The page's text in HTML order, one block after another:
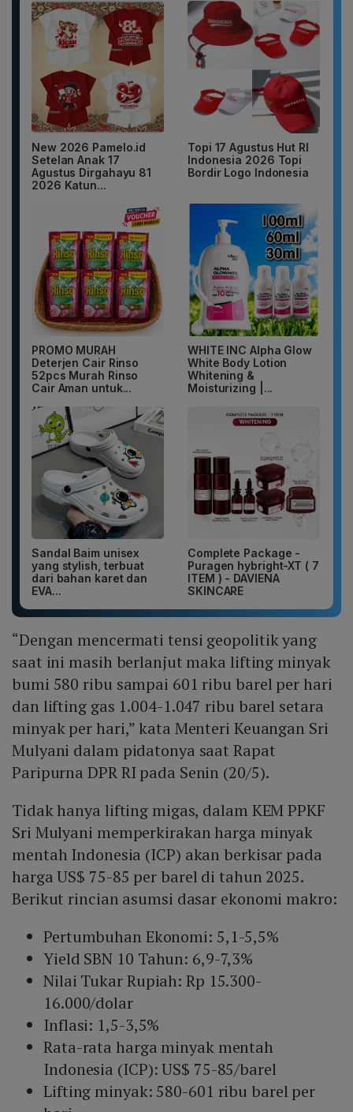
New 2026 Pamelo.id
Setelan Anak 17
Agustus Dirgahayu 81
2026 Katun...
Topi 17 Agustus Hut RI
Indonesia 2026 Topi
Bordir Logo Indonesia
PROMO MURAH
Deterjen Cair Rinso
52pcs Murah Rinso
Cair Aman untuk...
WHITE INC Alpha Glow
White Body Lotion
Whitening &
Moisturizing |...
Sandal Baim unisex
yang stylish, terbuat
dari bahan karet dan
EVA...
Complete Package -
Puragen hybright-XT ( 7
ITEM ) - DAVIENA
SKINCARE
“Dengan mencermati tensi geopolitik yang
saat ini masih berlanjut maka lifting minyak
bumi 580 ribu sampai 601 ribu barel per hari
dan lifting gas 1.004-1.047 ribu barel setara
minyak per hari,” kata Menteri Keuangan Sri
Mulyani dalam pidatonya saat Rapat
Paripurna DPR RI pada Senin (20/5).
Tidak hanya lifting migas, dalam KEM PPKF
Sri Mulyani memperkirakan harga minyak
mentah Indonesia (ICP) akan berkisar pada
harga US$ 75-85 per barel di tahun 2025.
Berikut rincian asumsi dasar ekonomi makro:
Pertumbuhan Ekonomi: 5,1-5,5%
Yield SBN 10 Tahun: 6,9-7,3%
Nilai Tukar Rupiah: Rp 15.300-
16.000/dolar
Inflasi: 1,5-3,5%
Rata-rata harga minyak mentah
Indonesia (ICP): US$ 75-85/barel
Lifting minyak: 580-601 ribu barel per